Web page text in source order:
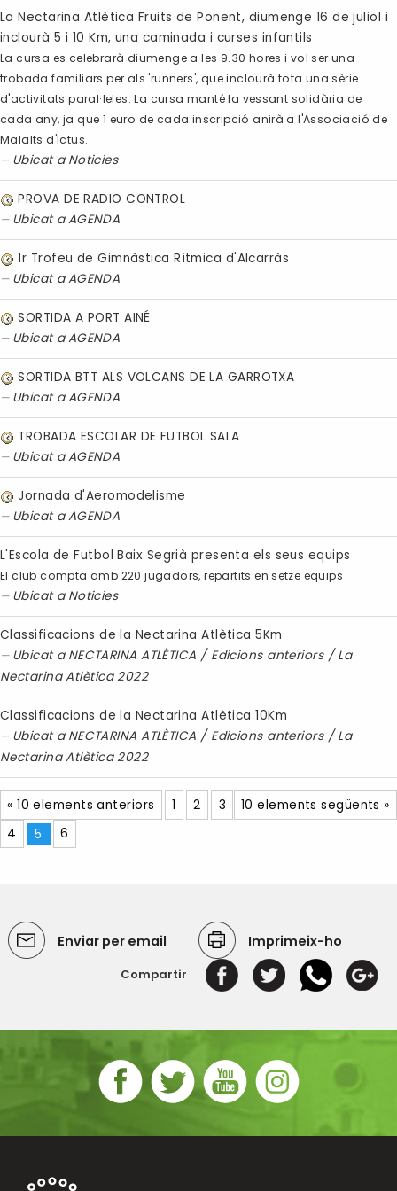
La Nectarina Atlètica Fruits de Ponent, diumenge 16 de juliol i
inclourà 5 i 10 Km, una caminada i curses infantils
La cursa es celebrarà diumenge a les 9.30 hores i vol ser una
trobada familiars per als 'runners', que inclourà tota una sèrie
d'activitats paral·leles. La cursa manté la vessant solidària de
cada any, ja que 1 euro de cada inscripció anirà a l'Associació de
Malalts d'Ictus.
Ubicat a Noticies
PROVA DE RADIO CONTROL
Ubicat aAGENDA
1r Trofeu de Gimnàstica Rítmica d'Alcarràs
Ubicat aAGENDA
SORTIDA A PORT AINÉ
Ubicat aAGENDA
SORTIDA BTT ALS VOLCANS DE LA GARROTXA
Ubicat aAGENDA
TROBADA ESCOLAR DE FUTBOL SALA
Ubicat aAGENDA
Jornada d'Aeromodelisme
Ubicat aAGENDA
L'Escola de Futbol Baix Segrià presenta els seus equips
El club compta amb 220 jugadors, repartits en setze equips
Ubicat a Noticies
Classificacions de la Nectarina Atlètica 5Km
Ubicat a NECTARINA ATLÈTICA / Edicions anteriors / La
Nectarina Atlètica 2022
Classificacions de la Nectarina Atlètica 10Km
Ubicat a NECTARINA ATLÈTICA / Edicions anteriors / La
Nectarina Atlètica 2022
« 10 elements anteriors 10 elements següents »
1 2
3
4
5 6
Enviar per email Imprimeix-ho
Compartir